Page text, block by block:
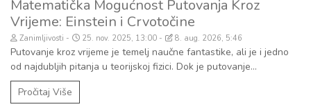
Matematička Mogućnost Putovanja Kroz
Vrijeme: Einstein i Crvotočine
Zanimljivosti 25. nov. 2025, 13:00 8. aug. 2026, 5:46
Putovanje kroz vrijeme je temelj naučne fantastike, ali je i jedno
od najdubljih pitanja u teorijskoj fizici. Dok je putovanje...
Pročitaj Više